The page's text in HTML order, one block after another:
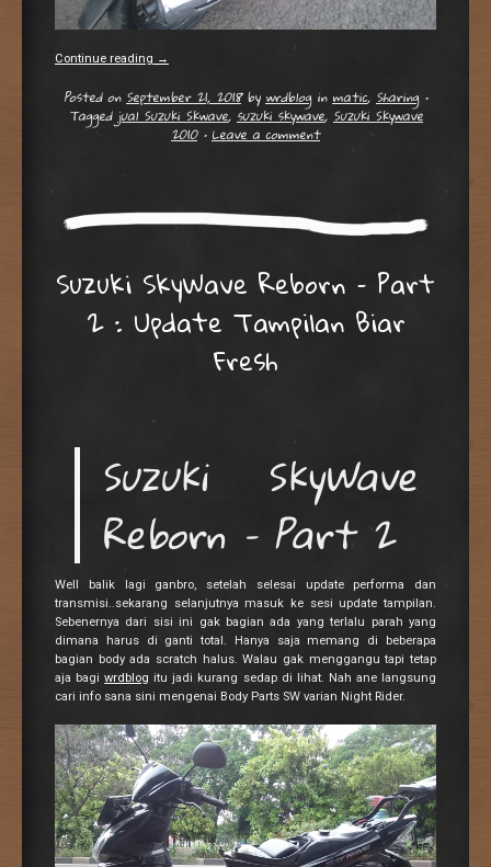
Continue reading →
Posted on September 21, 2018by wrdblog in matic, Sharing •
Tagged jual Suzuki Skwave, suzuki skywave, Suzuki Skywave
2010 • Leave a comment
Suzuki SkyWave Reborn – Part
2 : Update Tampilan Biar
Fresh
Suzuki SkyWave
Reborn – Part 2
Well balik lagi ganbro, setelah selesai update performa dan
transmisi..sekarang selanjutnya masuk ke sesi update tampilan.
Sebenernya dari sisi ini gak bagian ada yang terlalu parah yang
dimana harus di ganti total. Hanya saja memang di beberapa
bagian body ada scratch halus. Walau gak menggangu tapi tetap
aja bagiwrdblog itu jadi kurang sedap di lihat. Nah ane langsung
cari info sana sini mengenai Body Parts SW varian Night Rider.